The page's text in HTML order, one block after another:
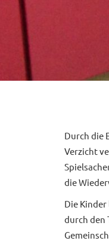
Durch die
Verzicht
die
Die
durch den